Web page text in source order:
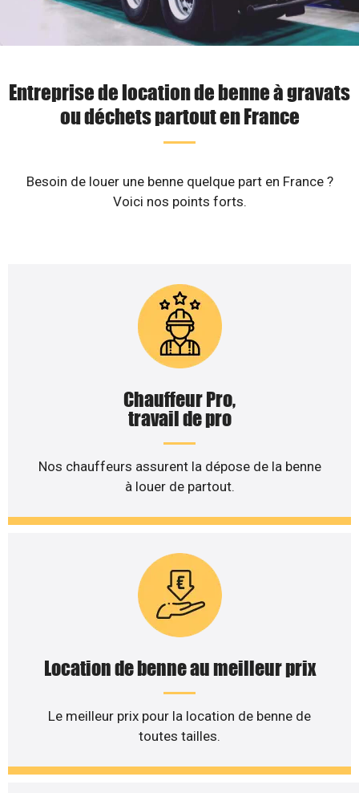
Entreprise de location de benne à gravats
ou déchets partout en France
Besoin de louer une benne quelque part en France ?
Voici nos points forts.
Chauffeur Pro,
travail de pro
Nos chauffeurs assurent la dépose de la benne
à louer de partout.
Location de benne au meilleur prix
Le meilleur prix pour la location de benne de
toutes tailles.